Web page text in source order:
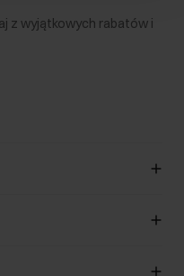
z wyjątkowych rabatów i